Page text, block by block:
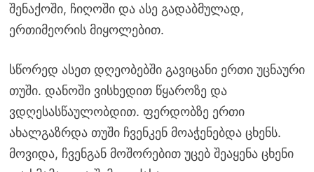
შენაქოში, ჩიღოში და ასე გადაბმულად,
ერთიმეორის მიყოლებით.
სწორედ ასეთ დღეობებში გავიცანი ერთი უცნაური
თუში. დანოში ვისხედით წყაროზე და
ვდღესასწაულობდით. ფერდობზე ერთი
ახალგაზრდა თუში ჩვენკენ მოაჭენებდა ცხენს.
მოვიდა, ჩვენგან მოშორებით უცებ შეაყენა ცხენი